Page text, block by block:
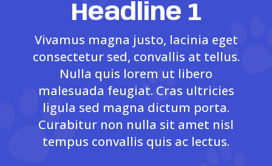
Headline 1
Vivamus magna justo, lacinia eget
consectetur sed, convallis at tellus.
Nulla quis lorem ut libero
malesuada feugiat. Cras ultricies
ligula sed magna dictum porta.
Curabitur non nulla sit amet nisl
tempus convallis quis ac lectus.